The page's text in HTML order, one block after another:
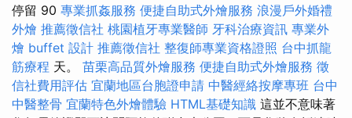
停留 90 專業抓姦服務 便捷自助式外燴服務 浪漫戶外婚禮
外燴 推薦徵信社 桃園植牙專業醫師 牙科治療資訊 專業外
燴 buffet 設計 推薦徵信社 整復師專業資格證照 台中抓龍
筋療程 天。 苗栗高品質外燴服務 便捷自助式外燴服務 徵
信社費用評估 宜蘭地區台胞證申請 中醫經絡按摩專班 台中
中醫整骨 宜蘭特色外燴體驗 HTML基礎知識 這並不意味著